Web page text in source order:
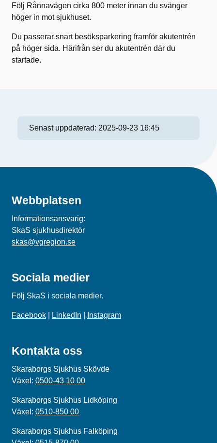
Följ Rånnavägen cirka 800 meter innan du svänger
höger in mot sjukhuset.
Du passerar snart besöksparkering framför akutentrén
på höger sida. Härifrån ser du akutentrén där du
startade.
Senast uppdaterad: 2025-09-23 16:45
Webbplatsen
Informationsansvarig:
SkaS sjukhusdirektör
skas@vgregion.se
Sociala medier
Följ SkaS i sociala medier.
Facebook LinkedIn Instagram
Kontakta oss
Skaraborgs Sjukhus Skövde
Växel: 0500-43 10 00
Skaraborgs Sjukhus Lidköping
Växel: 0510-850 00
Skaraborgs Sjukhus Falköping